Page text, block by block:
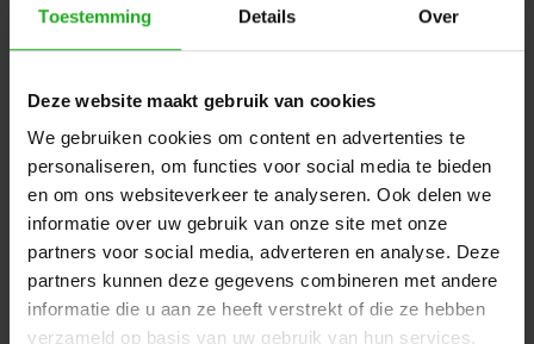
Toestemming Details Over
Deze website maakt gebruik van cookies
We gebruiken cookies om content en advertenties te
personaliseren, om functies voor social media te bieden
en om ons websiteverkeer te analyseren. Ook delen we
informatie over uw gebruik van onze site met onze
partners voor social media, adverteren en analyse. Deze
partners kunnen deze gegevens combineren met andere
informatie die u aan ze heeft verstrekt of die ze hebben
verzameld op basis van uw gebruik van hun services.
€999,00
€1.049,00
Sale
Dolphin Poolstyle Plus
Dolphin Zenit Z Fun |